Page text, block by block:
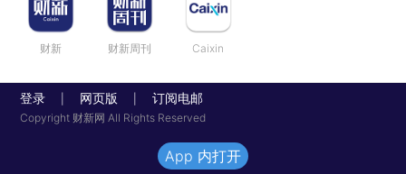
财新 财新周刊 Caixin
登录 网页版 订阅电邮
Copyright 财新网 All Rights Reserved
App 内打开